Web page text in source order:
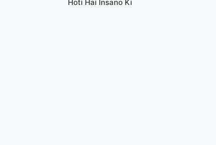
Hoti Hai Insano Ki